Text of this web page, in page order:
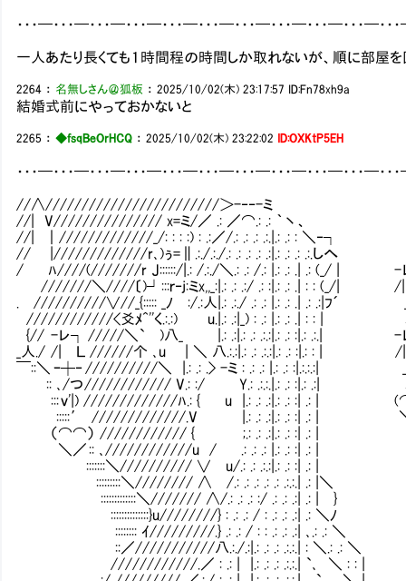
・・・━・・・━・・・━・・・━・・・━・・・━・・・━・・・━・・・━・・・━・
一人あたり長くても１時間程の時間しか取れないが、順に部屋を
2264 ： 名無しさん＠狐板 ：2025/10/02(木) 23:17:57 ID:Fn78xh9a
結婚式前にやっておかないと
2265 ：◆fsqBeOrHCQ ：2025/10/02(木) 23:22:02 ID:OXKtP5EH
・・・━・・・━・・・━・・・━・・・━・・・━・・・━・・・━・・・━・・・━・
//∧////////////////////////＞-‐‐-ミ
//| V/////////////// x=ミ/／ .: ／⌒.: .: ｀丶、
//| ｜/////////////_/: : : :) : .:／/.: .: .: .:.|.:
// |/////////////r､)ぅ=∥.:./.:./.: .: .: .:
/ ﾊ////(///////r J::::::/|.: /.:./＼.: .: /.: |.: .: .|
///////＼////〔)┘:::ｒ‐j:ミx,,_:|.: .: .:/ .: :|.:
. //////////∨//_{::::: _ﾉ :/.:人|.: .:./ .: .: |.: .:
////////////<爻ﾒ^''く.:.:) u.|.: .:|_) : .: |.:
{// -レ┐ /////＼` )八_ |.: .:|.: .: .:.:|.: .: :|.: .:.| -レ
_人./ /| Ｌ //////个 ､u | ＼ 八.:.:|.: .: .:.:|.: .: :|.: :
￣::＼ ｰ┼‐ //////////＼ |.: .: .> -ミ : .: .: |.: .:
:: ､/つ //////////// V.: :/ Y.: .:.:.|.: .: :|.: .:|
::: ｖ'|) /////////////ﾊ.: { u |.: .: .:|.: .: :| .: |
::::: ′ /////////////.V |.: .: .:|.: .: :| .: | ＼
（⌒⌒） //////////// { ;.: .: .:|.: .: :| .: | ＜
＼／ :: ､////////////u / .: .: .: |.: .: :| .: |
:::::::＼////////// ∨ u/.: .: .:.:|.: .: :| .: |
:::::::::＼//////// ∧ /.: .: .: .: .: .:.:.| .: |
:::::::::::::＼/////// ∧/.: .: .: :/ .: .: .:| .:
::::::::::::::}u////////} : .: .: / : .: .: .:| .:
:::::::: ｲ/////////.} .: .: / : : .: .: .:| ､.: .:
::／///////////八.:./.:|.: .: .: .:.:.| : ＼.: .:
////////////.／ : .: | |.: .: .: .:.:.| `､ ＼ : :